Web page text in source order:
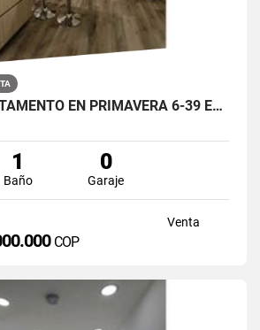
SE VENDE APARTAMENTO EN PRIMAVERA 6-39 ET 2 PUENTE ARANDA
1
Baño
0
Garaje
Venta
COP